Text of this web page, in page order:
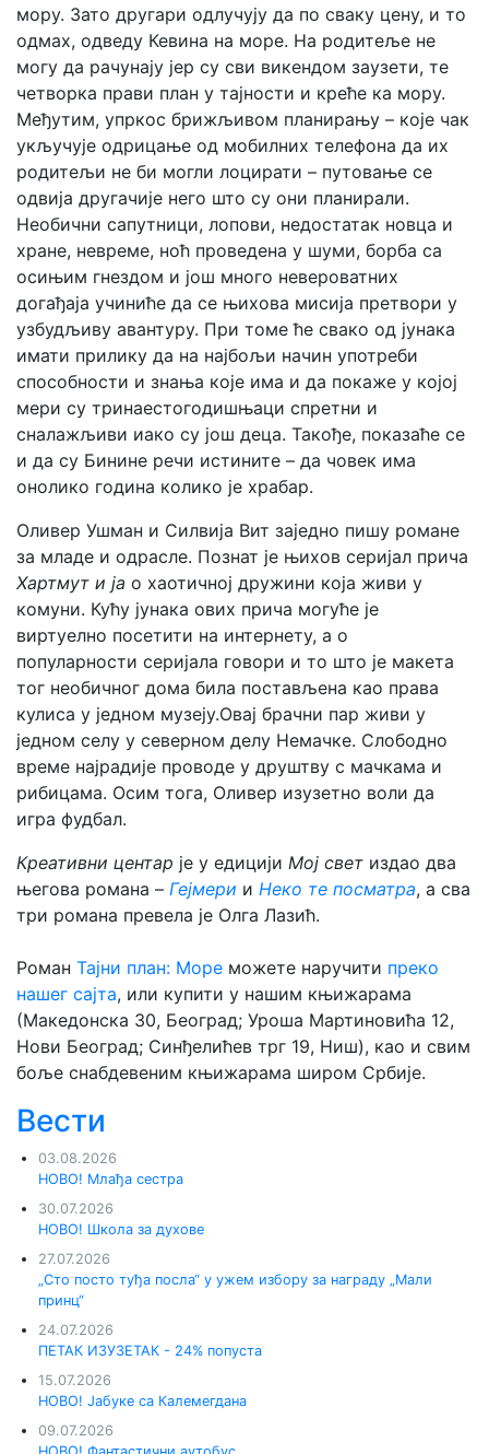
мору. Зато другари одлучују да по сваку цену, и то
одмах, одведу Кевина на море. На родитеље не
могу да рачунају јер су сви викендом заузети, те
четворка прави план у тајности и креће ка мору.
Међутим, упркос брижљивом планирању – које чак
укључује одрицање од мобилних телефона да их
родитељи не би могли лоцирати – путовање се
одвија другачије него што су они планирали.
Необични сапутници, лопови, недостатак новца и
хране, невреме, ноћ проведена у шуми, борба са
осињим гнездом и још много невероватних
догађаја учиниће да се њихова мисија претвори у
узбудљиву авантуру. При томе ће свако од јунака
имати прилику да на најбољи начин употреби
способности и знања које има и да покаже у којој
мери су тринаестогодишњаци спретни и
сналажљиви иако су још деца. Такође, показаће се
и да су Бинине речи истините – да човек има
онолико година колико је храбар.
Оливер Ушман и Силвија Вит заједно пишу романе
за младе и одрасле. Познат је њихов серијал прича
Хартмут и ја о хаотичној дружини која живи у
комуни. Кућу јунака ових прича могуће је
виртуелно посетити на интернету, а о
популарности серијала говори и то што је макета
тог необичног дома била постављена као права
кулиса у једном музеју.Овај брачни пар живи у
једном селу у северном делу Немачке. Слободно
време најрадије проводе у друштву с мачкама и
рибицама. Осим тога, Оливер изузетно воли да
игра фудбал.
Креативни центар је у едицији Мој свет издао два
његова романа – Гејмери и Неко те посматра, а сва
три романа превела је Олга Лазић.
Роман Тајни план: Море можете наручити преко
нашег сајта, или купити у нашим књижарама
(Македонска 30, Београд; Уроша Мартиновића 12,
Нови Београд; Синђелићев трг 19, Ниш), као и свим
боље снабдевеним књижарама широм Србије.
Вести
03.08.2026
НОВО! Млађа сестра
30.07.2026
НОВО! Школа за духове
27.07.2026
„Сто посто туђа посла“ у ужем избору за награду „Мали
принц“
24.07.2026
ПЕТАК ИЗУЗЕТАК - 24% попуста
15.07.2026
НОВО! Јабуке са Калемегдана
09.07.2026